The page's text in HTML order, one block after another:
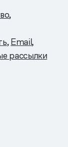
Email
рассылки